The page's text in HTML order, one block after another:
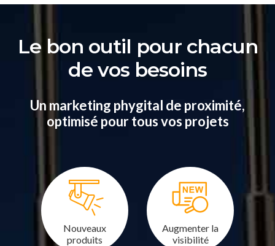
Le bon outil pour chacun
de vos besoins
Un marketing phygital de proximité,
optimisé pour tous vos projets
Nouveaux
produits
Augmenter la
visibilité